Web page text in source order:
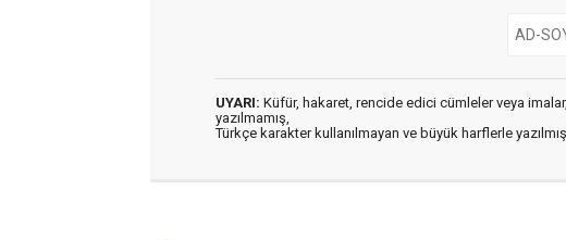
UYARI: Küfür, hakaret, rencide edici cümleler veya
yazılmamış,
Türkçe karakter kullanılmayan ve büyük harflerle